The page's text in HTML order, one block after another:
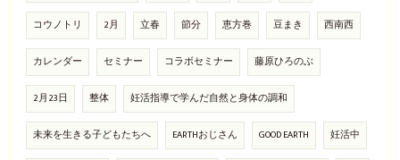
コウノトリ 2月 立春 節分 恵方巻 豆まき 西南西
カレンダー セミナー コラボセミナー 藤原ひろのぶ
2月23日 整体 妊活指導で学んだ自然と身体の調和
未来を生きる子どもたちへ EARTHおじさん GOOD EARTH 妊活中